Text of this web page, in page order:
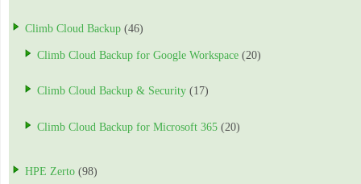
Climb Cloud Backup (46)
Climb Cloud Backup for Google Workspace (20)
Climb Cloud Backup & Security (17)
Climb Cloud Backup for Microsoft 365 (20)
HPE Zerto (98)